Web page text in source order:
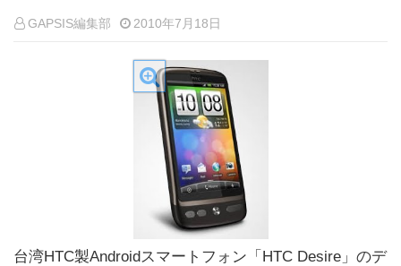
GAPSIS編集部 2010年7月18日
台湾HTC製Androidスマートフォン「HTC Desire」のデ